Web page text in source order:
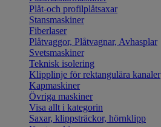
Plåt-och profilplåtsaxar
Stansmaskiner
Fiberlaser
Plåtvaggor, Plåtvagnar, Avhasplar
Svetsmaskiner
Teknisk isolering
Klipplinje för rektangulära kanaler
Kapmaskiner
Övriga maskiner
Visa allt i kategorin
Saxar, klippsträckor, hörnklipp